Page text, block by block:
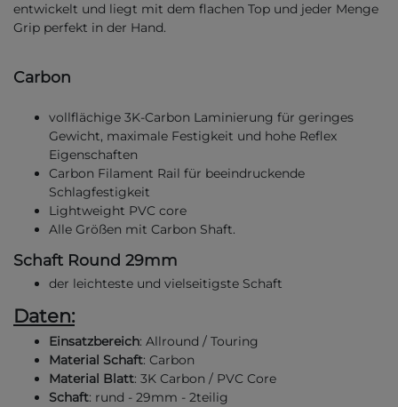
entwickelt und liegt mit dem flachen Top und jeder Menge
Grip perfekt in der Hand.
Carbon
vollflächige 3K-Carbon Laminierung für geringes
Gewicht, maximale Festigkeit und hohe Reflex
Eigenschaften
Carbon Filament Rail für beeindruckende
Schlagfestigkeit
Lightweight PVC core
Alle Größen mit Carbon Shaft.
Schaft Round 29mm
der leichteste und vielseitigste Schaft
Daten:
Einsatzbereich: Allround / Touring
Material Schaft: Carbon
Material Blatt: 3K Carbon / PVC Core
Schaft: rund - 29mm - 2teilig